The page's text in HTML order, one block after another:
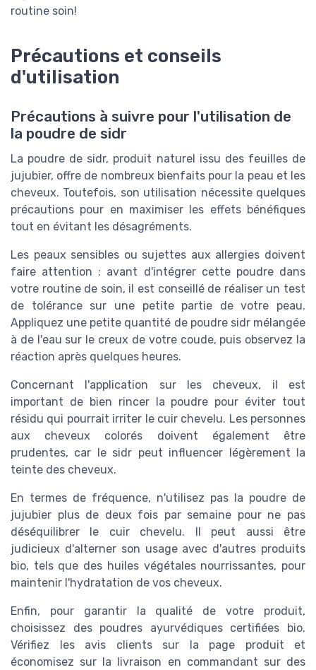
routine soin!
Précautions et conseils
d'utilisation
Précautions à suivre pour l'utilisation de
la poudre de sidr
La poudre de sidr, produit naturel issu des feuilles de
jujubier, offre de nombreux bienfaits pour la peau et les
cheveux. Toutefois, son utilisation nécessite quelques
précautions pour en maximiser les effets bénéfiques
tout en évitant les désagréments.
Les peaux sensibles ou sujettes aux allergies doivent
faire attention : avant d'intégrer cette poudre dans
votre routine de soin, il est conseillé de réaliser un test
de tolérance sur une petite partie de votre peau.
Appliquez une petite quantité de poudre sidr mélangée
à de l'eau sur le creux de votre coude, puis observez la
réaction après quelques heures.
Concernant l'application sur les cheveux, il est
important de bien rincer la poudre pour éviter tout
résidu qui pourrait irriter le cuir chevelu. Les personnes
aux cheveux colorés doivent également être
prudentes, car le sidr peut influencer légèrement la
teinte des cheveux.
En termes de fréquence, n'utilisez pas la poudre de
jujubier plus de deux fois par semaine pour ne pas
déséquilibrer le cuir chevelu. Il peut aussi être
judicieux d'alterner son usage avec d'autres produits
bio, tels que des huiles végétales nourrissantes, pour
maintenir l'hydratation de vos cheveux.
Enfin, pour garantir la qualité de votre produit,
choisissez des poudres ayurvédiques certifiées bio.
Vérifiez les avis clients sur la page produit et
économisez sur la livraison en commandant sur des